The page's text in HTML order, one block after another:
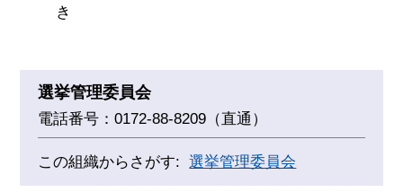
き
選挙管理委員会
電話番号：0172-88-8209（直通）
この組織からさがす:選挙管理委員会